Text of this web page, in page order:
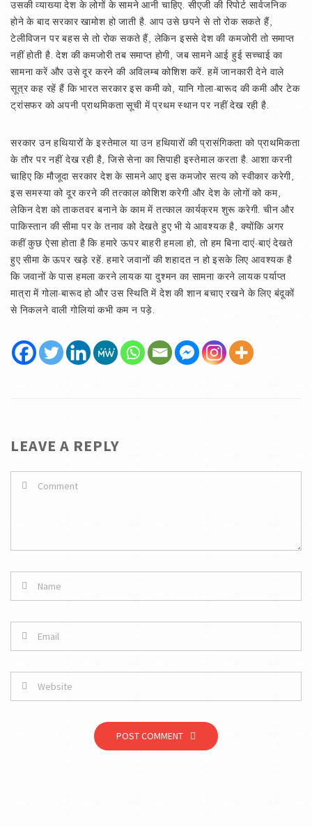
उसकी व्याख्या देश के लोगों के सामने आनी चाहिए. सीएजी की रिपोर्ट सार्वजनिक
होने के बाद सरकार खामोश हो जाती है. आप उसे छपने से तो रोक सकते हैं,
टेलीविजन पर बहस से तो रोक सकते हैं, लेकिन इससे देश की कमजोरी तो समाप्त
नहीं होती है. देश की कमजोरी तब समाप्त होगी, जब सामने आई हुई सच्चाई का
सामना करें और उसे दूर करने की अविलम्ब कोशिश करें. हमें जानकारी देने वाले
सूत्र कह रहें हैं कि भारत सरकार इस कमी को, यानि गोला-बारूद की कमी और टेक
ट्रांसफर को अपनी प्राथमिकता सूची में प्रथम स्थान पर नहीं देख रही है.
सरकार उन हथियारों के इस्तेमाल या उन हथियारों की प्रासंगिकता को प्राथमिकता
के तौर पर नहीं देख रही है, जिसे सेना का सिपाही इस्तेमाल करता है. आशा करनी
चाहिए कि मौजूदा सरकार देश के सामने आए इस कमजोर सत्य को स्वीकार करेगी,
इस समस्या को दूर करने की तत्काल कोशिश करेगी और देश के लोगों को कम,
लेकिन देश को ताकतवर बनाने के काम में तत्काल कार्यक्रम शुरू करेगी. चीन और
पाकिस्तान की सीमा पर के तनाव को देखते हुए भी ये आवश्यक है, क्योंकि अगर
कहीं कुछ ऐसा होता है कि हमारे ऊपर बाहरी हमला हो, तो हम बिना दाएं-बाएं देखते
हुए सीमा के ऊपर खड़े रहें. हमारे जवानों की शहादत न हो इसके लिए आवश्यक है
कि जवानों के पास हमला करने लायक या दुश्मन का सामना करने लायक पर्याप्त
मात्रा में गोला-बारूद हो और उस स्थिति में देश की शान बचाए रखने के लिए बंदूकों
से निकलने वाली गोलियां कभी कम न पड़े.
LEAVE A REPLY
POST COMMENT